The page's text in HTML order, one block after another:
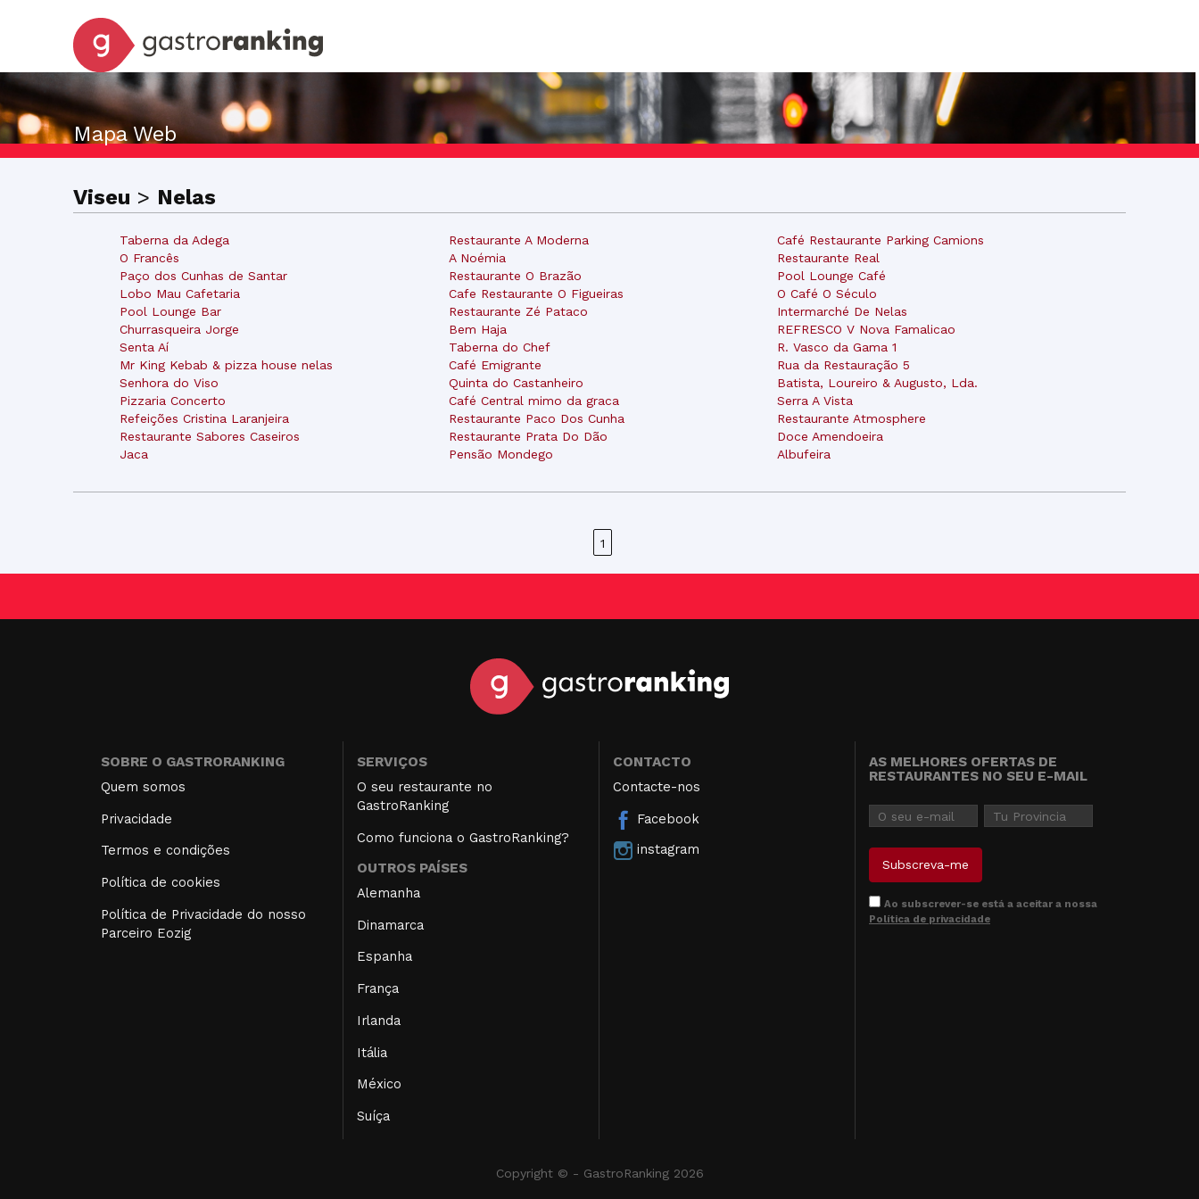
Mapa Web
Viseu > Nelas
Taberna da Adega
O Francês
Paço dos Cunhas de Santar
Lobo Mau Cafetaria
Pool Lounge Bar
Churrasqueira Jorge
Senta Aí
Mr King Kebab & pizza house nelas
Senhora do Viso
Pizzaria Concerto
Refeições Cristina Laranjeira
Restaurante Sabores Caseiros
Jaca
Restaurante A Moderna
A Noémia
Restaurante O Brazão
Cafe Restaurante O Figueiras
Restaurante Zé Pataco
Bem Haja
Taberna do Chef
Café Emigrante
Quinta do Castanheiro
Café Central mimo da graca
Restaurante Paco Dos Cunha
Restaurante Prata Do Dão
Pensão Mondego
Café Restaurante Parking Camions
Restaurante Real
Pool Lounge Café
O Café O Século
Intermarché De Nelas
REFRESCO V Nova Famalicao
R. Vasco da Gama 1
Rua da Restauração 5
Batista, Loureiro & Augusto, Lda.
Serra A Vista
Restaurante Atmosphere
Doce Amendoeira
Albufeira
1
SOBRE O GASTRORANKING
Quem somos
Privacidade
Termos e condições
Política de cookies
Política de Privacidade do nosso
Parceiro Eozig
SERVIÇOS
O seu restaurante no
GastroRanking
Como funciona o GastroRanking?
OUTROS PAÍSES
Alemanha
Dinamarca
Espanha
França
Irlanda
Itália
México
Suíça
CONTACTO
Contacte-nos
Facebook
instagram
AS MELHORES OFERTAS DE
RESTAURANTES NO SEU E-MAIL
Ao subscrever-se está a aceitar a nossa
Política de privacidade
Copyright © - GastroRanking 2026